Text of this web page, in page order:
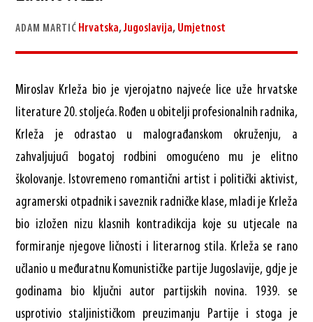
ADAM MARTIĆ Hrvatska,Jugoslavija, Umjetnost
Miroslav Krleža bio je vjerojatno najveće lice uže hrvatske
literature 20. stoljeća. Rođen u obitelji profesionalnih radnika,
Krleža je odrastao u malograđanskom okruženju, a
zahvaljujući bogatoj rodbini omogućeno mu je elitno
školovanje. Istovremeno romantični artist i politički aktivist,
agramerski otpadnik i saveznik radničke klase, mladi je Krleža
bio izložen nizu klasnih kontradikcija koje su utjecale na
formiranje njegove ličnosti i literarnog stila. Krleža se rano
učlanio u međuratnu Komunističke partije Jugoslavije, gdje je
godinama bio ključni autor partijskih novina. 1939. se
usprotivio staljinističkom preuzimanju Partije i stoga je